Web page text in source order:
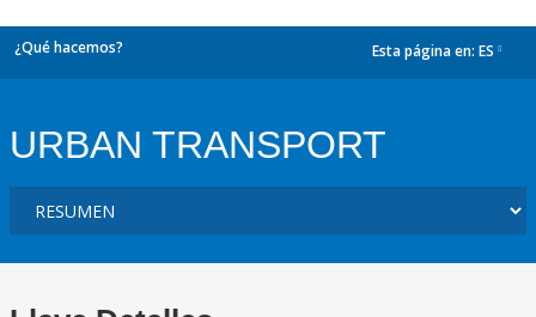
¿Qué hacemos? Esta página en: ES
URBAN TRANSPORT